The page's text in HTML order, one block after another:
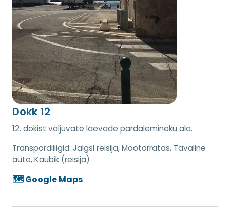
Dokk 12
12. dokist väljuvate laevade pardalemineku ala.
Transpordiliigid: Jalgsi reisija, Mootorratas, Tavaline
auto, Kaubik (reisija)
🗺️ Google Maps